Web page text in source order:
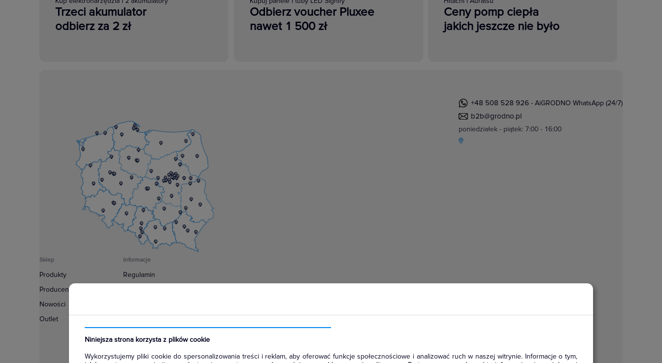
Niniejsza strona korzysta z plików cookie
Wykorzystujemy pliki cookie do spersonalizowania treści i reklam, aby oferować funkcje społecznościowe i analizować ruch w naszej witrynie. Informacje o tym,
Trzeci akumulator
odbierz za 2 zł
Odbierz voucher Pluxee
nawet 1 500 zł
Ceny pomp ciepła
jakich jeszcze nie było
+48 508 528 926 - AiGRODNO WhatsApp (24/7)
b2b@grodno.pl
poniedziałek - piątek: 7:00 - 16:00
Sklep
Produkty
Producenci
Nowości
Outlet
Informacje
Regulamin